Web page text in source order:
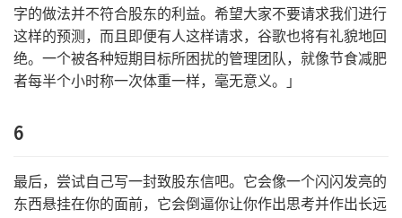
字的做法并不符合股东的利益。希望大家不要请求我们进行
这样的预测，而且即便有人这样请求，谷歌也将有礼貌地回
绝。一个被各种短期目标所困扰的管理团队，就像节食减肥
者每半个小时称一次体重一样，毫无意义。」
6
最后，尝试自己写一封致股东信吧。它会像一个闪闪发亮的
东西悬挂在你的面前，它会倒逼你让你作出思考并作出长远